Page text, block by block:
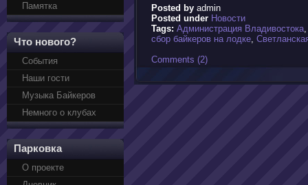
Памятка
Что нового?
События
Наши гости
Музыка Байкеров
Немного о клубах
Парковка
О проекте
Posted by admin
Posted under Новости
Tags: Администрация Владивостока
сбор байкеров на лодке,
Comments (2)